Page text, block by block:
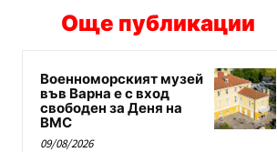
Още публикации
Военноморският музей
във Варна е с вход
свободен за Деня на
ВМС
09/08/2026